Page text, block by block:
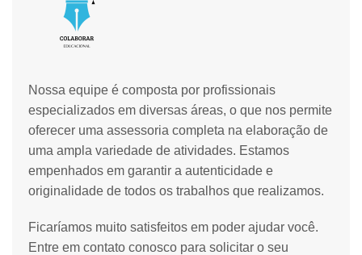
Nossa equipe é composta por profissionais
especializados em diversas áreas, o que nos permite
oferecer uma assessoria completa na elaboração de
uma ampla variedade de atividades. Estamos
empenhados em garantir a autenticidade e
originalidade de todos os trabalhos que realizamos.
Ficaríamos muito satisfeitos em poder ajudar você.
Entre em contato conosco para solicitar o seu